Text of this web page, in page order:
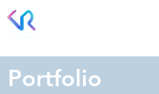
Portfolio